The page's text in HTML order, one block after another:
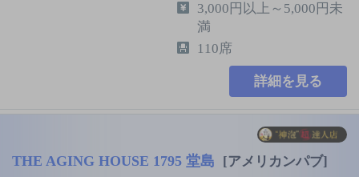
3,000円以上～5,000円未
満
110席
詳細を見る
THE AGING HOUSE 1795 堂島 [アメリカンパブ]